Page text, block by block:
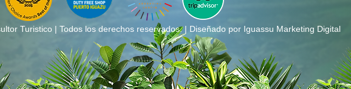
Turistico | Todos los derechos reservados. | Diseñado por Iguassu Marketing Digital